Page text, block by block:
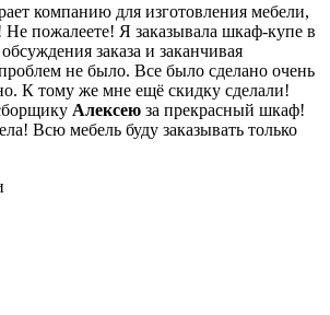
компанию для изготовления мебели,
пожалеете! Я заказывала шкаф-купе в
заказа и заканчивая
не было. Все было сделано очень
К тому же мне ещё скидку сделали!
Алексею за прекрасный шкаф!
Всю мебель буду заказывать только